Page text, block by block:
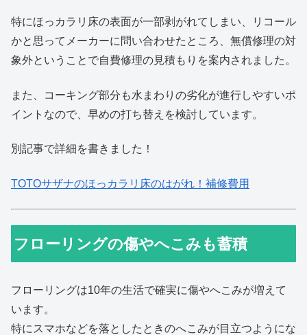
特にほっカラリ床の表面が一部剥がれてしまい、リコール
かと思ってメーカーに問い合わせたところ、無償修理の対
象外ということで自費修理の見積もりを案内されました。
また、コーキング部分も水まわりの劣化が進行しやすいポ
イントなので、早めの打ち替えを検討しています。
別記事で詳細を書きました！
TOTOサザナのほっカラリ床のはがれ！補修費用
フローリングの傷やへこみも蓄積
フローリングは10年の生活で確実に傷やへこみが増えて
います。
特にスマホなどを落としたときのへこみが目立つようにな